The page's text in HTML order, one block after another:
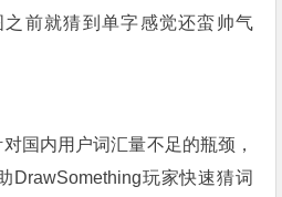
前就猜到单字感觉还蛮帅气
对国内用户词汇量不足的瓶颈，
DrawSomething玩家快速猜词